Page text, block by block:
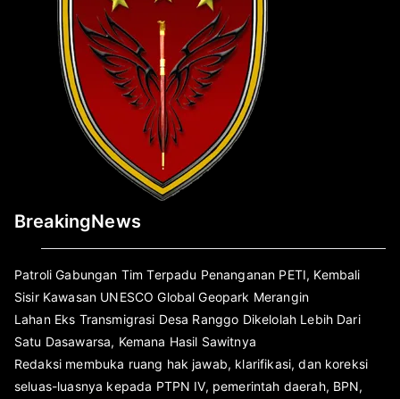
BreakingNews
Patroli Gabungan Tim Terpadu Penanganan PETI, Kembali
Sisir Kawasan UNESCO Global Geopark Merangin
Lahan Eks Transmigrasi Desa Ranggo Dikelolah Lebih Dari
Satu Dasawarsa, Kemana Hasil Sawitnya
Redaksi membuka ruang hak jawab, klarifikasi, dan koreksi
seluas-luasnya kepada PTPN IV, pemerintah daerah, BPN,